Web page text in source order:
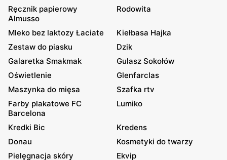
Ręcznik papierowy
Almusso
Rodowita
Mleko bez laktozy Łaciate
Kiełbasa Hajka
Zestaw do piasku
Dzik
Galaretka Smakmak
Gulasz Sokołów
Oświetlenie
Glenfarclas
Maszynka do mięsa
Szafka rtv
Farby plakatowe FC
Barcelona
Lumiko
Kredki Bic
Kredens
Donau
Kosmetyki do twarzy
Pielęgnacja skóry
Ekvip